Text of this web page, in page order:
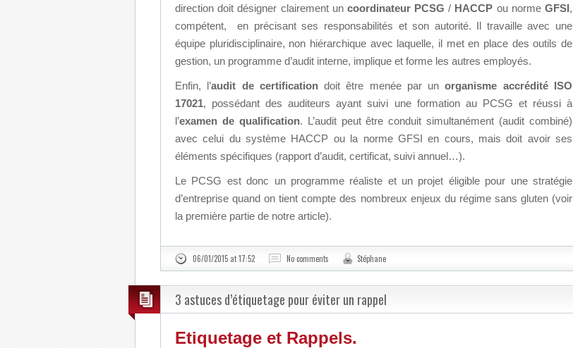
direction doit désigner clairement un coordinateur PCSG / HACCP ou normeGFSI,
compétent, en précisant ses responsabilités et son autorité. Il travaille avec une
équipe pluridisciplinaire, non hiérarchique avec laquelle, il met en place des outils de
gestion, un programme d’audit interne, implique et forme les autres employés.
Enfin, l’audit de certificationdoit être menée par unorganisme accrédité ISO
17021, possédant des auditeurs ayant suivi une formation au PCSG et réussi à
l’examen de qualification. L’audit peut être conduit simultanément (audit combiné)
avec celui du système HACCP ou la norme GFSI en cours, mais doit avoir ses
éléments spécifiques (rapport d’audit, certificat, suivi annuel…).
Le PCSG est donc un programme réaliste et un projet éligible pour une stratégie
d’entreprise quand on tient compte des nombreux enjeux du régime sans gluten (voir
la première partie de notre article).
06/01/2015 at 17:52 No comments Stéphane
3 astuces d’étiquetage pour éviter un rappel
Etiquetage et Rappels.